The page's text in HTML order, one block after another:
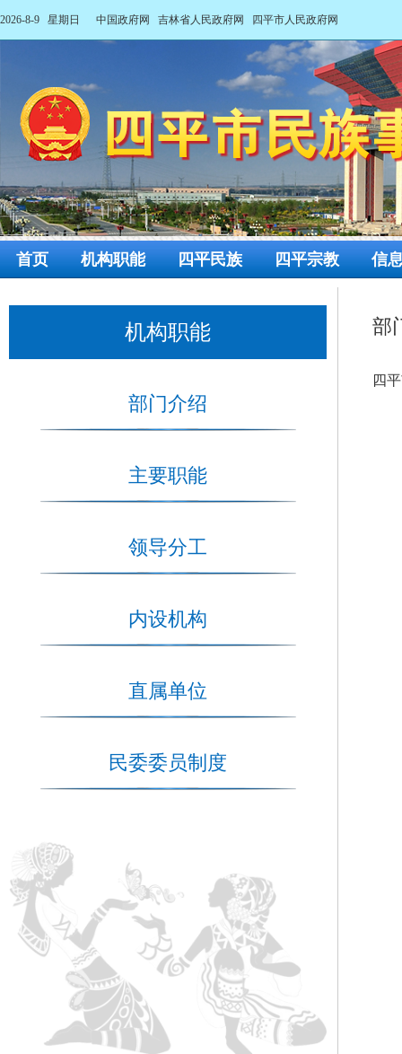
2026-8-9 星期日 中国政府网 吉林省人民政府网 四平市人民政府网
首页 机构职能 四平民族 四平宗教 信
机构职能
部门介绍
主要职能
领导分工
内设机构
直属单位
民委委员制度
部
四